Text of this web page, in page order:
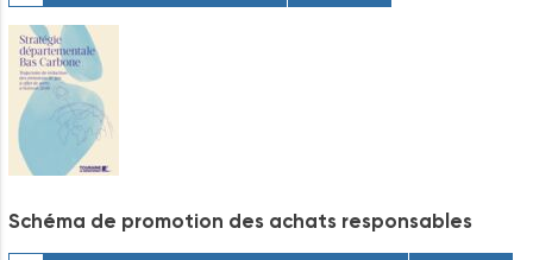
Schéma de promotion des achats responsables